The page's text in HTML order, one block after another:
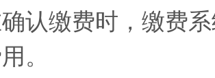
认缴费时，缴费
。